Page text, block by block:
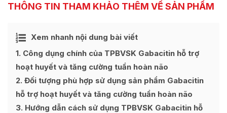
THÔNG TIN THAM KHẢO THÊM VỀ SẢN PHẨM
Xem nhanh nội dung bài viết
Ẩn
1 Công dụng chính của TPBVSK Gabacitin hỗ trợ
hoạt huyết và tăng cường tuần hoàn não
2 Đối tượng phù hợp sử dụng sản phẩm Gabacitin
hỗ trợ hoạt huyết và tăng cường tuần hoàn não
3 Hướng dẫn cách sử dụng TPBVSK Gabacitin hỗ